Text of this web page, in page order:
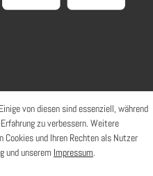
von diesen sind essenziell, während
zu verbessern. Weitere
Cookies und Ihren Rechten als Nutzer
und unserem Impressum.